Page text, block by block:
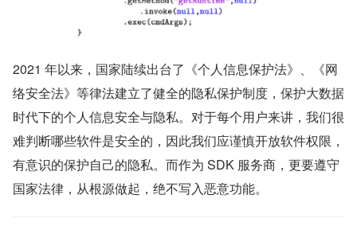
2021 年以来，国家陆续出台了《个人信息保护法》、《网
络安全法》等律法建立了健全的隐私保护制度，保护大数据
时代下的个人信息安全与隐私。对于每个用户来讲，我们很
难判断哪些软件是安全的，因此我们应谨慎开放软件权限，
有意识的保护自己的隐私。而作为 SDK 服务商，更要遵守
国家法律，从根源做起，绝不写入恶意功能。